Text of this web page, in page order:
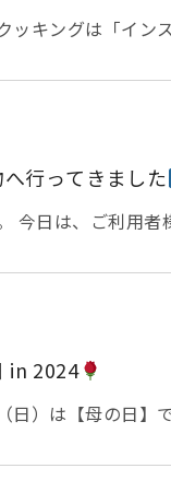
ッキングは「イン
ギを細かく切った
にあるのは、「サ
プに分けて頂き、
ネギ・わかめ・メンマ・焼
」をトッピングし
員がしましたが、
を混ぜ入れて、う
皆様「美味しい」と喜ばれ、きれいに召し上が
それでは、今日
へ行ってきました
今日は、ご利用
ボコなど、ご利用
in 2024
日）は【母の日】
とても喜ばれてい